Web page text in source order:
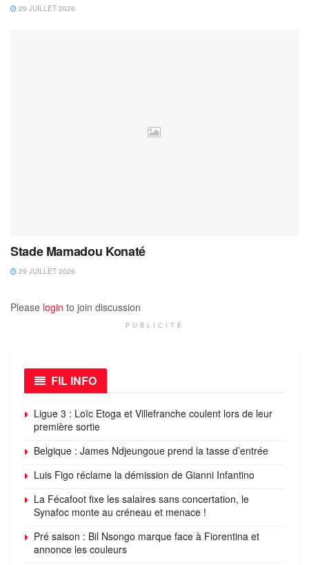
29 JUILLET 2026
Stade Mamadou Konaté
29 JUILLET 2026
Please login to join discussion
PUBLICITÉ
FIL INFO
Ligue 3 : Loïc Etoga et Villefranche coulent lors de leur
première sortie
Belgique : James Ndjeungoue prend la tasse d’entrée
Luis Figo réclame la démission de Gianni Infantino
La Fécafoot fixe les salaires sans concertation, le
Synafoc monte au créneau et menace !
Pré saison : Bil Nsongo marque face à Fiorentina et
annonce les couleurs